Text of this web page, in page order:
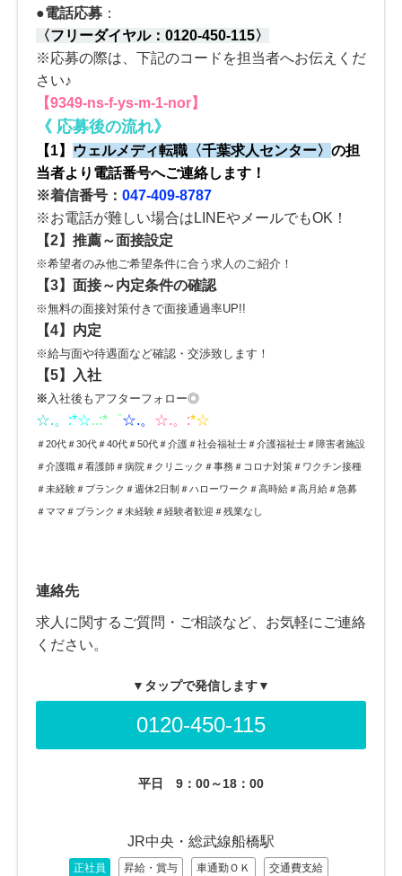
●電話応募 ：
〈フリーダイヤル： 0120-450-115〉
※応募の際は、下記のコードを担当者へお伝えくだ
さい♪
【9349-ns-f-ys-m-1-nor】
《 応募後の流れ》
【1】 ウェルメディ転職 〈千葉求人センター〉 の担
当者より電話番号へご連絡します！
※着信番号： 047-409-8787
※お電話が難しい場合はLINEやメールでもOK！
【2】 推薦～面接設定
※希望者のみ他ご希望条件に合う求人のご紹介！
【3】 面接～内定条件の確認
※無料の面接対策付きで面接通過率UP!!
【4】内定
※給与面や待遇面など確認・交渉致します！
【5】入社
※ 入社後もアフターフォロー◎
☆.。 :*☆..:*゜☆.。 ☆.。:*☆
＃20代＃30代＃40代＃50代＃介護＃社会福祉士＃介護福祉士＃障害者施設
＃介護職＃看護師＃病院＃クリニック＃事務＃コロナ対策＃ワクチン接種
＃未経験＃ブランク＃週休2日制＃ハローワーク＃高時給＃高月給＃急募
＃ママ＃ブランク＃未経験＃経験者歓迎＃残業なし
連絡先
求人に関するご質問・ご相談など、お気軽にご連絡
ください。
▼タップで発信します▼
0120-450-115
平日 9：00～18：00
JR中央・総武線船橋駅
正社員 昇給・賞与 車通勤ＯＫ 交通費支給